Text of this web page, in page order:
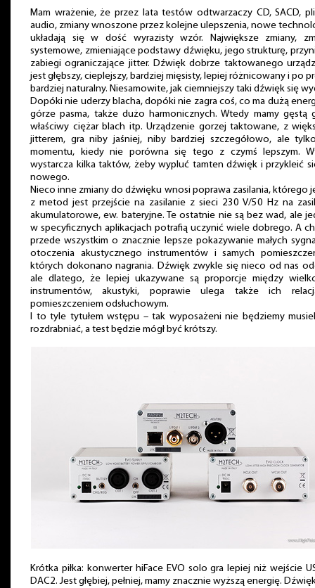
Mam wrażenie, że przez lata testów odtwarzaczy CD, SACD,
audio, zmiany wnoszone przez kolejne ulepszenia, nowe
układają się w dość wyrazisty wzór. Największe zmiany,
systemowe, zmieniające podstawy dźwięku, jego strukturę,
zabiegi ograniczające jitter. Dźwięk dobrze taktowanego
jest głębszy, cieplejszy, bardziej mięsisty, lepiej różnicowany i po
bardziej naturalny. Niesamowite, jak ciemniejszy taki dźwięk się
Dopóki nie uderzy blacha, dopóki nie zagra coś, co ma dużą
górze pasma, także dużo harmonicznych. Wtedy mamy gęstą
właściwy ciężar blach itp. Urządzenie gorzej taktowane, z
jitterem, gra niby jaśniej, niby bardziej szczegółowo, ale
momentu, kiedy nie porówna się tego z czymś lepszym.
wystarcza kilka taktów, żeby wypluć tamten dźwięk i przykleić
nowego.
Nieco inne zmiany do dźwięku wnosi poprawa zasilania, którego
z metod jest przejście na zasilanie z sieci 230 V/50 Hz na
akumulatorowe, ew. bateryjne. Te ostatnie nie są bez wad, ale
w specyficznych aplikacjach potrafią uczynić wiele dobrego. A
przede wszystkim o znacznie lepsze pokazywanie małych
otoczenia akustycznego instrumentów i samych
których dokonano nagrania. Dźwięk zwykle się nieco od nas
ale dlatego, że lepiej ukazywane są proporcje między
instrumentów, akustyki, poprawie ulega także ich
pomieszczeniem odsłuchowym.
I to tyle tytułem wstępu – tak wyposażeni nie będziemy
rozdrabniać, a test będzie mógł być krótszy.
Krótka piłka: konwerter hiFace EVO solo gra lepiej niż wejście
DAC2. Jest głębiej, pełniej, mamy znacznie wyższą energię.